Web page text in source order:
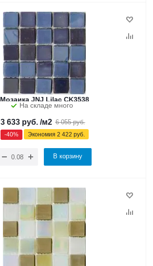
Мозаика JNJ Lilac CK3538
На складе много
3 633руб. /м2 6 055руб.
-40% Экономия 2 422 руб.
В корзину